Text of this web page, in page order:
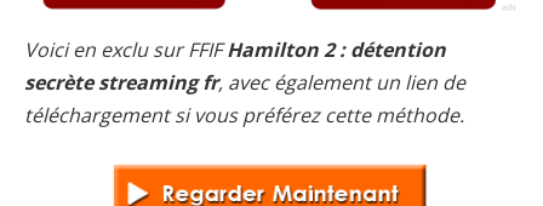
Voici en exclu sur FFIFHamilton 2 : détention
secrète streaming fr, avec également un lien de
téléchargement si vous préférez cette méthode.